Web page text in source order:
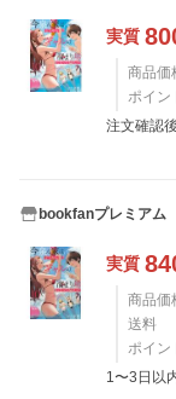
実質
商品価
ポイン
注文確認
bookfanプレミアム
実質
商品価
送料
ポイン
1〜3日以